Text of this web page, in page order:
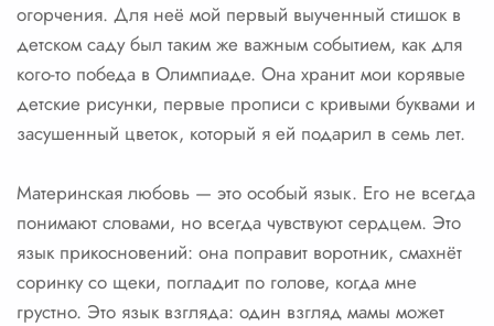
огорчения. Для неё мой первый выученный стишок в
детском саду был таким же важным событием, как для
кого-то победа в Олимпиаде. Она хранит мои корявые
детские рисунки, первые прописи с кривыми буквами и
засушенный цветок, который я ей подарил в семь лет.
Материнская любовь — это особый язык. Его не всегда
понимают словами, но всегда чувствуют сердцем. Это
язык прикосновений: она поправит воротник, смахнёт
соринку со щеки, погладит по голове, когда мне
грустно. Это язык взгляда: один взгляд мамы может